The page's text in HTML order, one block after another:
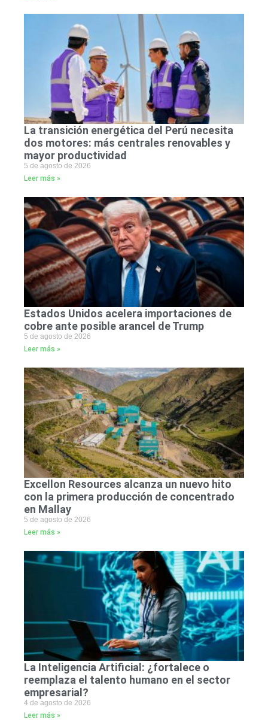
La transición energética del Perú necesita
dos motores: más centrales renovables y
mayor productividad
5 de agosto de 2026
Leer más »
Estados Unidos acelera importaciones de
cobre ante posible arancel de Trump
5 de agosto de 2026
Leer más »
Excellon Resources alcanza un nuevo hito
con la primera producción de concentrado
en Mallay
5 de agosto de 2026
Leer más »
La Inteligencia Artificial: ¿fortalece o
reemplaza el talento humano en el sector
empresarial?
4 de agosto de 2026
Leer más »